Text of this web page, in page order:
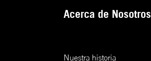
Acerca de Nosotros
Nuestra historia